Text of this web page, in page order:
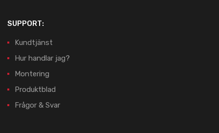
SUPPORT:
Kundtjänst
Hur handlar jag?
Montering
Produktblad
Frågor & Svar